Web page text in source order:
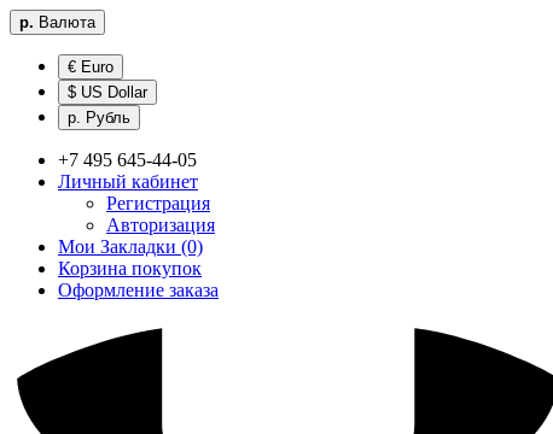
р. Валюта
€ Euro
$ US Dollar
р. Рубль
+7 495 645-44-05
Личный кабинет
Регистрация
Авторизация
Мои Закладки (0)
Корзина покупок
Оформление заказа